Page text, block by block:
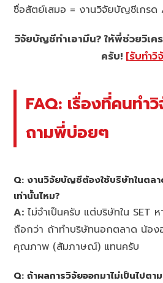
ซื่อสัตย์เสมอ = งานวิจัยบัญชีเกรด
วิจัยบัญชีทำเอามึน? ให้พี่ช่วยวิเค
ครับ! [รับทำวิ
FAQ: เรื่องที่คนท
ถามพี่บ่อยๆ
Q: งานวิจัยบัญชีต้องใช้บริษัทในตล
เท่านั้นไหม?
A: ไม่จำเป็นครับ แต่บริษัทใน SET
ถือกว่า ถ้าทำบริษัทนอกตลาด น้อง
คุณภาพ (สัมภาษณ์) แทนครับ
Q: ถ้าผลการวิจัยออกมาไม่เป็นไปต